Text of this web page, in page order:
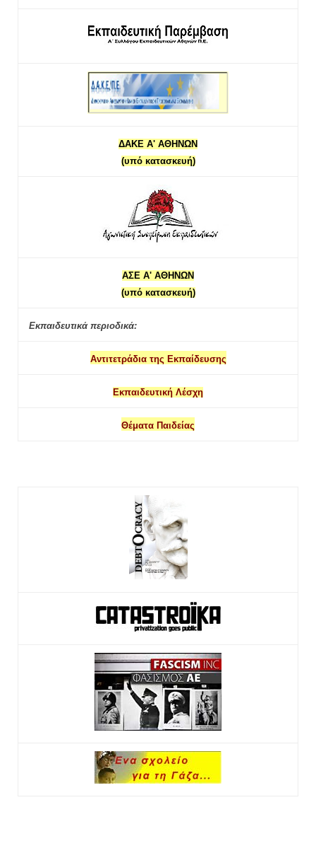
ΔΑΚΕ Α' ΑΘΗΝΩΝ
(υπό κατασκευή)
ΑΣΕ Α' ΑΘΗΝΩΝ
(υπό κατασκευή)
Εκπαιδευτικά περιοδικά:
Αντιτετράδια της Εκπαίδευσης
Εκπαιδευτική Λέσχη
Θέματα Παιδείας